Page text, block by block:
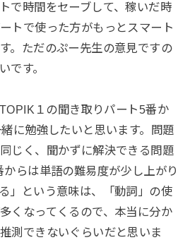
で時間をセーブして、稼いだ時
トで使った方がもっとスマート
。ただのぷー先生の意見ですの
です。
１の聞き取りパート5番か
に勉強したいと思います。問題
じく、聞かずに解決できる問題
からは単語の難易度が少し上がり
」という意味は、「動詞」の使
くなってくるので、本当に分か
測できないぐらいだと思いま